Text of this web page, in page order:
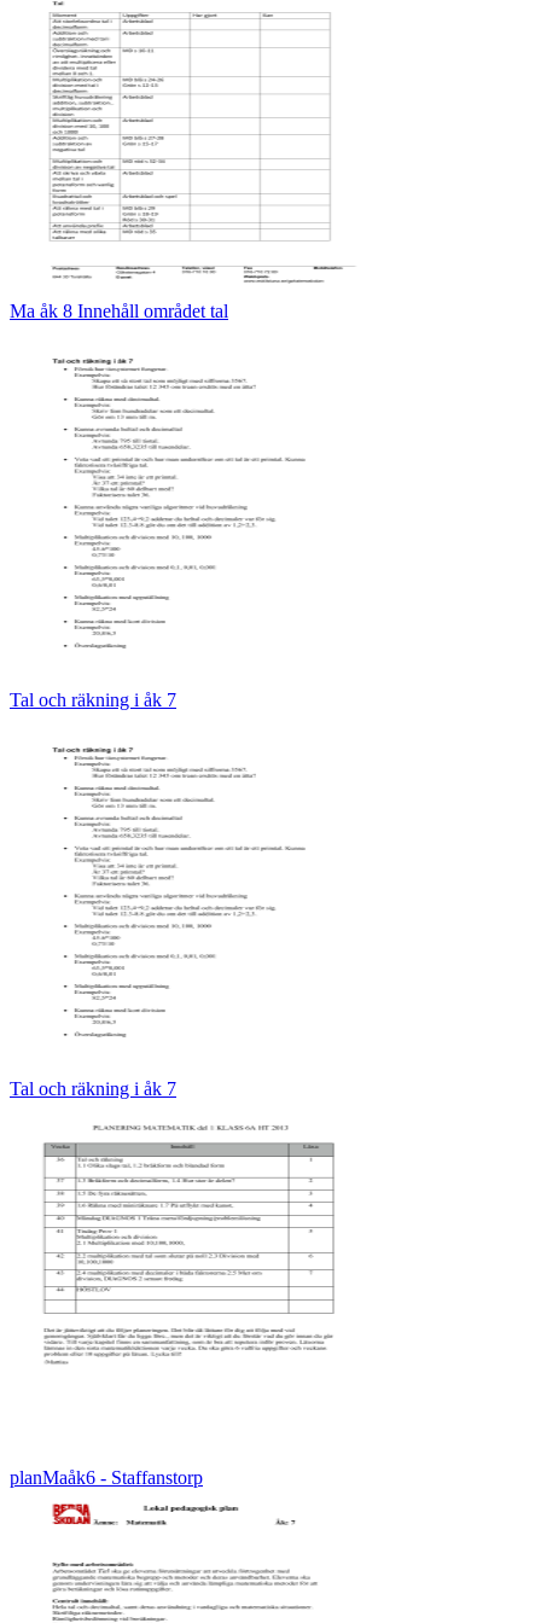
Ma åk 8 Innehåll området tal
Tal och räkning i åk 7
Tal och räkning i åk 7
planMaåk6 - Staffanstorp